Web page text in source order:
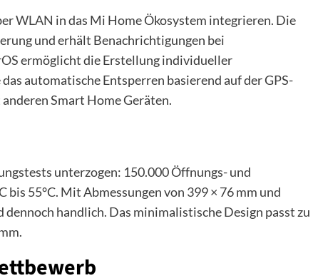
WLAN in das Mi Home Ökosystem integrieren. Die
und erhält Benachrichtigungen bei
ermöglicht die Erstellung individueller
automatische Entsperren basierend auf der GPS-
Smart Home Geräten.
unterzogen: 150.000 Öffnungs- und
55°C. Mit Abmessungen von 399 × 76 mm und
handlich. Das minimalistische Design passt zu